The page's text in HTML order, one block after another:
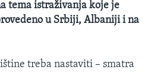
tema istraživanja koje je
u Srbiji, Albaniji i na
treba nastaviti – smatra